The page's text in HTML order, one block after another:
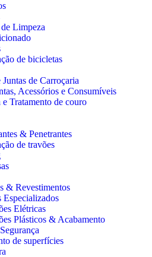
Limpeza
de bicicletas
Juntas de Carroçaria
Acessórios e Consumíveis
Tratamento de couro
& Penetrantes
de travões
& Revestimentos
Especializados
Elétricas
Plásticos & Acabamento
de superfícies